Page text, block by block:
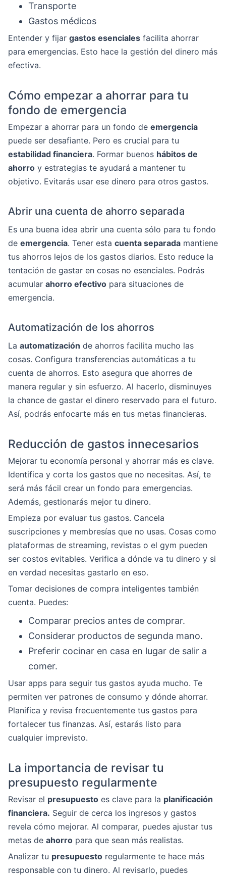
Transporte
Gastos médicos
Entender y fijar gastos esenciales facilita ahorrar
para emergencias. Esto hace la gestión del dinero más
efectiva.
Cómo empezar a ahorrar para tu
fondo de emergencia
Empezar a ahorrar para un fondo de emergencia
puede ser desafiante. Pero es crucial para tu
estabilidad financiera. Formar buenos hábitos de
ahorro y estrategias te ayudará a mantener tu
objetivo. Evitarás usar ese dinero para otros gastos.
Abrir una cuenta de ahorro separada
Es una buena idea abrir una cuenta sólo para tu fondo
de emergencia. Tener esta cuenta separada mantiene
tus ahorros lejos de los gastos diarios. Esto reduce la
tentación de gastar en cosas no esenciales. Podrás
acumular ahorro efectivo para situaciones de
emergencia.
Automatización de los ahorros
La automatización de ahorros facilita mucho las
cosas. Configura transferencias automáticas a tu
cuenta de ahorros. Esto asegura que ahorres de
manera regular y sin esfuerzo. Al hacerlo, disminuyes
la chance de gastar el dinero reservado para el futuro.
Así, podrás enfocarte más en tus metas financieras.
Reducción de gastos innecesarios
Mejorar tu economía personal y ahorrar más es clave.
Identifica y corta los gastos que no necesitas. Así, te
será más fácil crear un fondo para emergencias.
Además, gestionarás mejor tu dinero.
Empieza por evaluar tus gastos. Cancela
suscripciones y membresías que no usas. Cosas como
plataformas de streaming, revistas o el gym pueden
ser costos evitables. Verifica a dónde va tu dinero y si
en verdad necesitas gastarlo en eso.
Tomar decisiones de compra inteligentes también
cuenta. Puedes:
Comparar precios antes de comprar.
Considerar productos de segunda mano.
Preferir cocinar en casa en lugar de salir a
comer.
Usar apps para seguir tus gastos ayuda mucho. Te
permiten ver patrones de consumo y dónde ahorrar.
Planifica y revisa frecuentemente tus gastos para
fortalecer tus finanzas. Así, estarás listo para
cualquier imprevisto.
La importancia de revisar tu
presupuesto regularmente
Revisar el presupuesto es clave para la planificación
financiera. Seguir de cerca los ingresos y gastos
revela cómo mejorar. Al comparar, puedes ajustar tus
metas de ahorro para que sean más realistas.
Analizar tu presupuesto regularmente te hace más
responsable con tu dinero. Al revisarlo, puedes